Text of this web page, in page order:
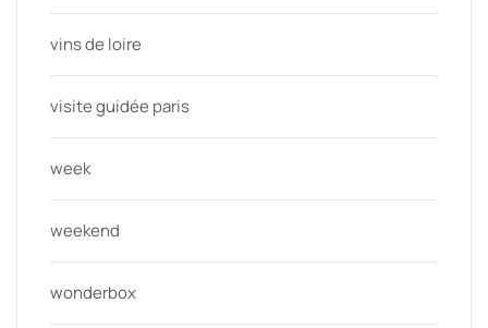
vins de loire
visite guidée paris
week
weekend
wonderbox